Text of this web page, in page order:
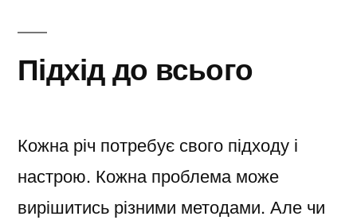
Підхід до всього
Кожна річ потребує свого підходу і
настрою. Кожна проблема може
вирішитись різними методами. Але чи